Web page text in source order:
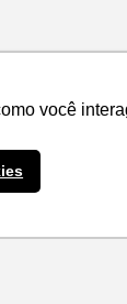
você
você